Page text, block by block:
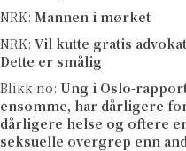
NRK: Mannen i mørket
NRK: Vil kutte gratis
Dette er smålig
Blikk.no: Ung i Oslo-
ensomme, har dårligere
dårligere helse og oftere
seksuelle overgrep enn